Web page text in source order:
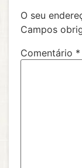
O seu
Campos
Comentário *